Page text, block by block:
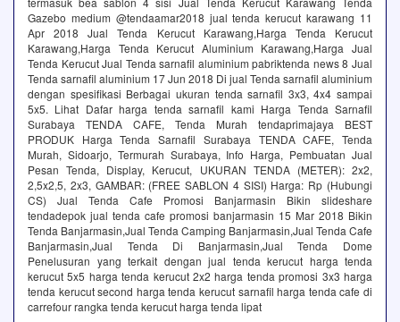
Gazebo medium @tendaamar2018 jual tenda kerucut karawang 11
Apr 2018 Jual Tenda Kerucut Karawang,Harga Tenda Kerucut
Karawang,Harga Tenda Kerucut Aluminium Karawang,Harga Jual
Tenda Kerucut Jual Tenda sarnafil aluminium pabriktenda news 8 Jual
Tenda sarnafil aluminium 17 Jun 2018 Di jual Tenda sarnafil aluminium
dengan spesifikasi Berbagai ukuran tenda sarnafil 3x3, 4x4 sampai
5x5. Lihat Dafar harga tenda sarnafil kami Harga Tenda Sarnafil
Surabaya TENDA CAFE, Tenda Murah tendaprimajaya BEST
PRODUK Harga Tenda Sarnafil Surabaya TENDA CAFE, Tenda
Murah, Sidoarjo, Termurah Surabaya, Info Harga, Pembuatan Jual
Pesan Tenda, Display, Kerucut, UKURAN TENDA (METER)‎: ‎2x2,
2,5x2,5, 2x3, GAMBAR‎: ‎(FREE SABLON 4 SISI) Harga‎: ‎Rp (Hubungi
CS) Jual Tenda Cafe Promosi Banjarmasin Bikin slideshare
tendadepok jual tenda cafe promosi banjarmasin 15 Mar 2018 Bikin
Tenda Banjarmasin,Jual Tenda Camping Banjarmasin,Jual Tenda Cafe
Banjarmasin,Jual Tenda Di Banjarmasin,Jual Tenda Dome
Penelusuran yang terkait dengan jual tenda kerucut harga tenda
kerucut 5x5 harga tenda kerucut 2x2 harga tenda promosi 3x3 harga
tenda kerucut second harga tenda kerucut sarnafil harga tenda cafe di
carrefour rangka tenda kerucut harga tenda lipat